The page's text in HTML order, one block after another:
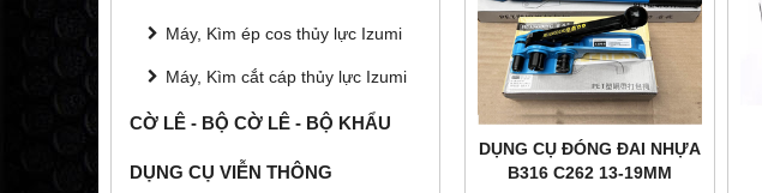
Máy, Kìm ép cos thủy lực Izumi
Máy, Kìm cắt cáp thủy lực Izumi
CỜ LÊ - BỘ CỜ LÊ - BỘ KHẨU
DỤNG CỤ VIỄN THÔNG
DỤNG CỤ ĐÓNG ĐAI NHỰA
B316 C262 13-19MM